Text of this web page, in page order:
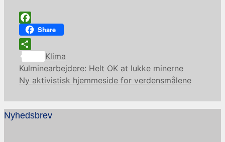
Facebook
Share
Share
Kategorier
Klima
Kulminearbejdere: Helt OK at lukke minerne
Ny aktivistisk hjemmeside for verdensmålene
Nyhedsbrev